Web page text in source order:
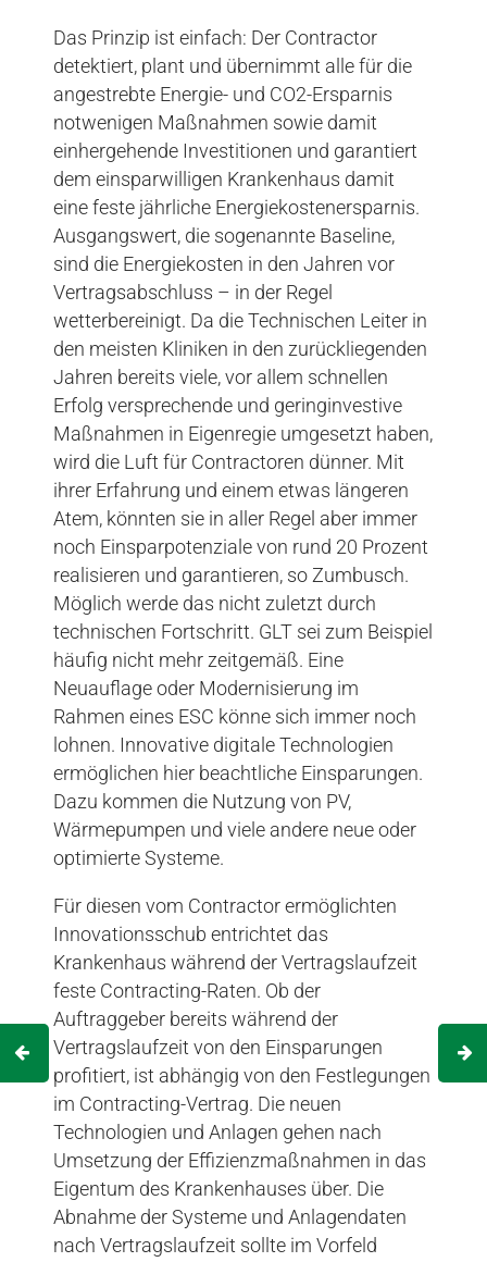
Das Prinzip ist einfach: Der Contractor
detektiert, plant und übernimmt alle für die
angestrebte Energie- und CO2-Ersparnis
notwenigen Maßnahmen sowie damit
einhergehende Investitionen und garantiert
dem einsparwilligen Krankenhaus damit
eine feste jährliche Energiekostenersparnis.
Ausgangswert, die sogenannte Baseline,
sind die Energiekosten in den Jahren vor
Vertragsabschluss – in der Regel
wetterbereinigt. Da die Technischen Leiter in
den meisten Kliniken in den zurückliegenden
Jahren bereits viele, vor allem schnellen
Erfolg versprechende und geringinvestive
Maßnahmen in Eigenregie umgesetzt haben,
wird die Luft für Contractoren dünner. Mit
ihrer Erfahrung und einem etwas längeren
Atem, könnten sie in aller Regel aber immer
noch Einsparpotenziale von rund 20 Prozent
realisieren und garantieren, so Zumbusch.
Möglich werde das nicht zuletzt durch
technischen Fortschritt. GLT sei zum Beispiel
häufig nicht mehr zeitgemäß. Eine
Neuauflage oder Modernisierung im
Rahmen eines ESC könne sich immer noch
lohnen. Innovative digitale Technologien
ermöglichen hier beachtliche Einsparungen.
Dazu kommen die Nutzung von PV,
Wärmepumpen und viele andere neue oder
optimierte Systeme.
Für diesen vom Contractor ermöglichten
Innovationsschub entrichtet das
Krankenhaus während der Vertragslaufzeit
feste Contracting-Raten. Ob der
Auftraggeber bereits während der
Vertragslaufzeit von den Einsparungen
profitiert, ist abhängig von den Festlegungen
im Contracting-Vertrag. Die neuen
Technologien und Anlagen gehen nach
Umsetzung der Effizienzmaßnahmen in das
Eigentum des Krankenhauses über. Die
Abnahme der Systeme und Anlagendaten
nach Vertragslaufzeit sollte im Vorfeld